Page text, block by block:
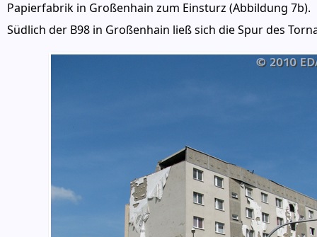
Papierfabrik in Großenhain zum Einsturz (Abbildung 7b).
Südlich der B98 in Großenhain ließ sich die Spur des